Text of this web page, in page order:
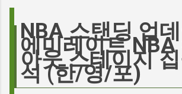
의 이미지가 원작과 부합하
리가 '히스클리프'라는 인물
무엇인지, 그리고 배우가 그
시킬 수 있는지에 대한 근본
다. 다니엘 데이 루이스, '진
'Signalgate' 스캔들과 깊숙
다. 폭스뉴스 진행자 피트 헤
Hegseth)를 중심으로 벌어
치 못한 인물, JD 밴스(JD
환하며 파장을 일으키고 있
NBA 스탠딩 업
에미레이트 NBA
아웃 스테이지
석 (한/영/포)